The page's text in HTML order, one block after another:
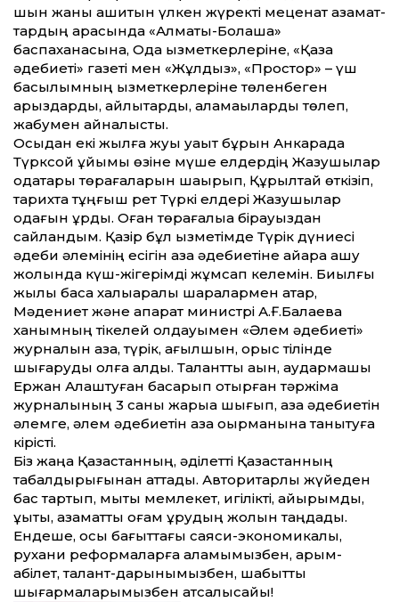
шын жаны ашитын үлкен жүректі меценат азамат­
тардың арқасында «Алматы-Болашақ»
баспаханасына, Одақ қызметкерлеріне, «Қазақ
әдебиеті» газеті мен «Жұлдыз», «Простор» – үш
басылымның қызметкерлеріне төленбеген
қарыздарды, айлықтарды, қаламақыларды төлеп,
жабумен айналыстық.
Осыдан екі жылға жуық уақыт бұрын Анкарада
Түрксой ұйымы өзіне мүше елдердің Жазушылар
одақтары төрағаларын шақырып, Құрылтай өткізіп,
тарихта тұңғыш рет Түркі елдері Жазушылар
одағын құрды. Оған төрағалыққа бірауыздан
сайландым. Қазір бұл қызметімде Түрік дүниесі
әдеби әлемінің есігін қазақ әдебиетіне айқара ашу
жолында күш-жігерімді жұмсап келемін. Биылғы
жылы басқа халықаралық шаралармен қатар,
Мәдениет және ақпарат министрі А.Ғ.Балаева
ханымның тікелей қолдауымен «Әлем әдебиеті»
журналын қазақ, түрік, ағылшын, орыс тілінде
шығаруды қолға алдық. Талант­ты ақын, аудармашы
Ержан Алаштуған басқарып отырған тәржіма
журналының 3 саны жарыққа шығып, қазақ әдебиетін
әлемге, әлем әдебиетін қазақ оқырманына танытуға
кірісті.
Біз жаңа Қазақстанның, әділет­ті Қазақ­станның
табалдырығынан ат­тадық. Авторитарлық жүйеден
бас тартып, мықты мемлекет, игілікті, қайырымды,
құқықтық, азамат­тық қоғам құрудың жолын таңдадық.
Ендеше, осы бағыт­тағы саяси-экономикалық,
рухани реформаларға қаламымызбен, қарым-
қабілет, талант-дарынымызбен, шабыт­ты
шығармаларымызбен атсалысайық!